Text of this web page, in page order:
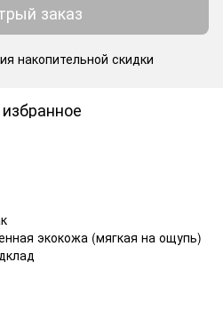
заказ
накопительной скидки
экокожа (мягкая на ощупь)